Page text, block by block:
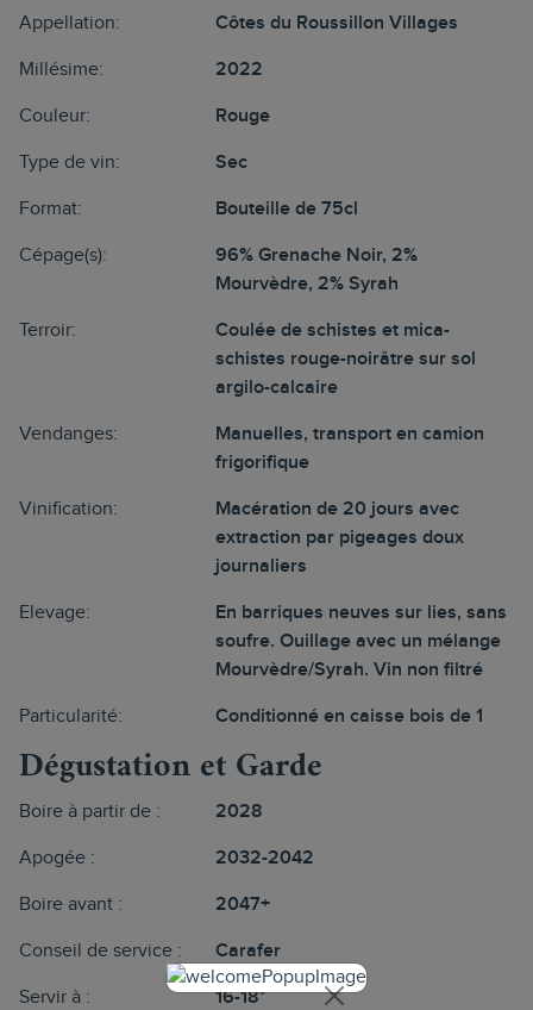
Appellation: Côtes du Roussillon Villages
Millésime: 2022
Couleur: Rouge
Type de vin: Sec
Format: Bouteille de 75cl
Cépage(s):
96% Grenache Noir, 2%
Mourvèdre, 2% Syrah
Terroir:
Coulée de schistes et mica-
schistes rouge-noirâtre sur sol
argilo-calcaire
Vendanges:
Manuelles, transport en camion
frigorifique
Vinification:
Macération de 20 jours avec
extraction par pigeages doux
journaliers
Elevage:
En barriques neuves sur lies, sans
soufre. Ouillage avec un mélange
Mourvèdre/Syrah. Vin non filtré
Particularité: Conditionné en caisse bois de 1
Dégustation et Garde
Boire à partir de : 2028
Apogée : 2032-2042
Boire avant : 2047+
Conseil de service : Carafer
Servir à : 16-18°